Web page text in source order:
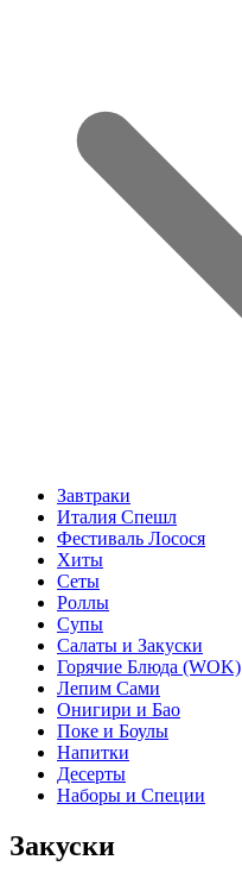
Завтраки
Италия Спешл
Фестиваль Лосося
Хиты
Сеты
Роллы
Супы
Салаты и Закуски
Горячие Блюда (WOK)
Лепим Сами
Онигири и Бао
Поке и Боулы
Напитки
Десерты
Наборы и Специи
Закуски